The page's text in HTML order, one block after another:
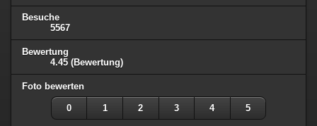
Besuche
5567
Bewertung
4.45 (Bewertung)
Foto bewerten
0 1 2 3 4 5